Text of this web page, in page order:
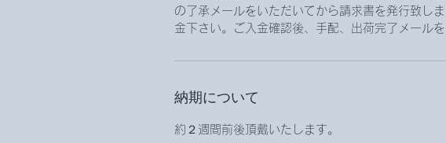
の了承メールをいただいてから請求書を発行致し
金下さい。ご入金確認後、手配、出荷完了メールを
納期について
約２週間前後頂戴いたします。